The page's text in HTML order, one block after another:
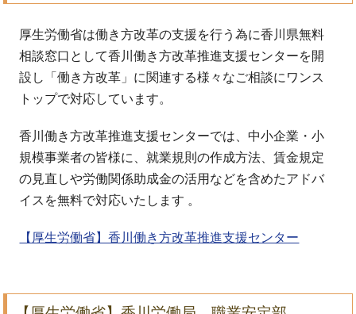
厚生労働省は働き方改革の支援を行う為に香川県無料
相談窓口として香川働き方改革推進支援センターを開
設し「働き方改革」に関連する様々なご相談にワンス
トップで対応しています。
香川働き方改革推進支援センターでは、中小企業・小
規模事業者の皆様に、就業規則の作成方法、賃金規定
の見直しや労働関係助成金の活用などを含めたアドバ
イスを無料で対応いたします 。
【厚生労働省】香川働き方改革推進支援センター